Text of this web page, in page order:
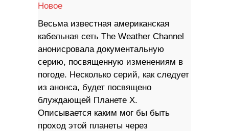
Новое
Весьма известная американская
кабельная сеть The Weather Channel
анонисровала документальную
серию, посвященную изменениям в
погоде. Несколько серий, как следует
из анонса, будет посвящено
блуждающей Планете Х.
Описывается каким мог бы быть
проход этой планеты через